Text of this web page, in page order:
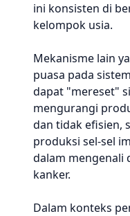
ini konsisten di
kelompok usia.
Mekanisme lain
puasa pada
dapat "mereset"
mengurangi
dan tidak efisien,
produksi sel-sel
dalam mengenali
kanker.
Dalam konteks